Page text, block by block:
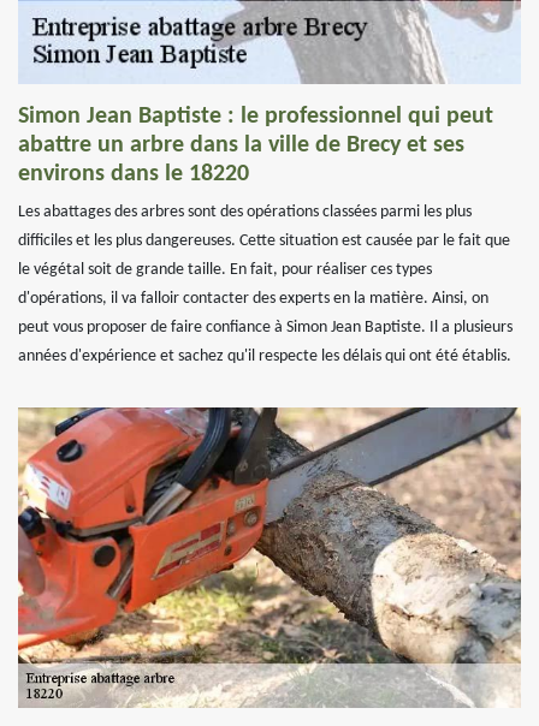
Simon Jean Baptiste : le professionnel qui peut
abattre un arbre dans la ville de Brecy et ses
environs dans le 18220
Les abattages des arbres sont des opérations classées parmi les plus
difficiles et les plus dangereuses. Cette situation est causée par le fait que
le végétal soit de grande taille. En fait, pour réaliser ces types
d'opérations, il va falloir contacter des experts en la matière. Ainsi, on
peut vous proposer de faire confiance à Simon Jean Baptiste. Il a plusieurs
années d'expérience et sachez qu'il respecte les délais qui ont été établis.